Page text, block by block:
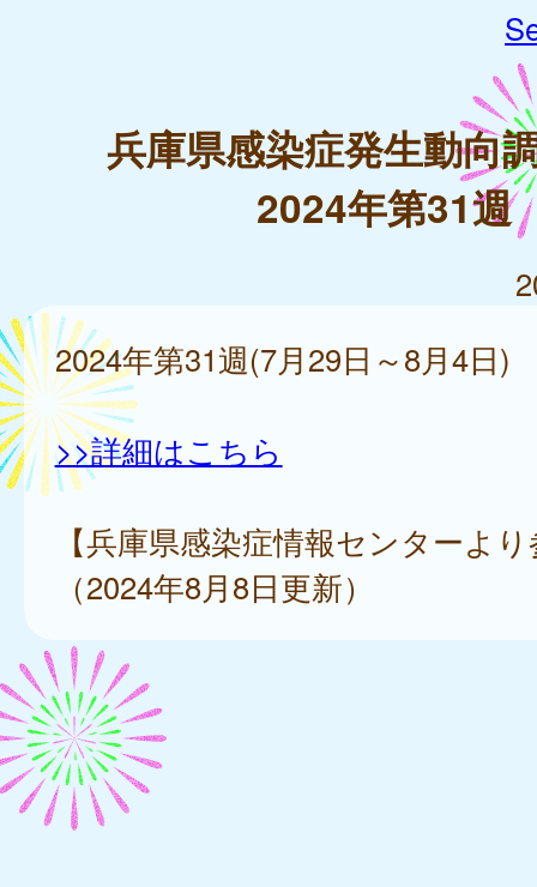
兵庫県感染症発生動向
2024年第31週
2024年第31週(7月29日～8月4日)
>>詳細はこちら
【兵庫県感染症情報センターよ
（2024年8月8日更新）